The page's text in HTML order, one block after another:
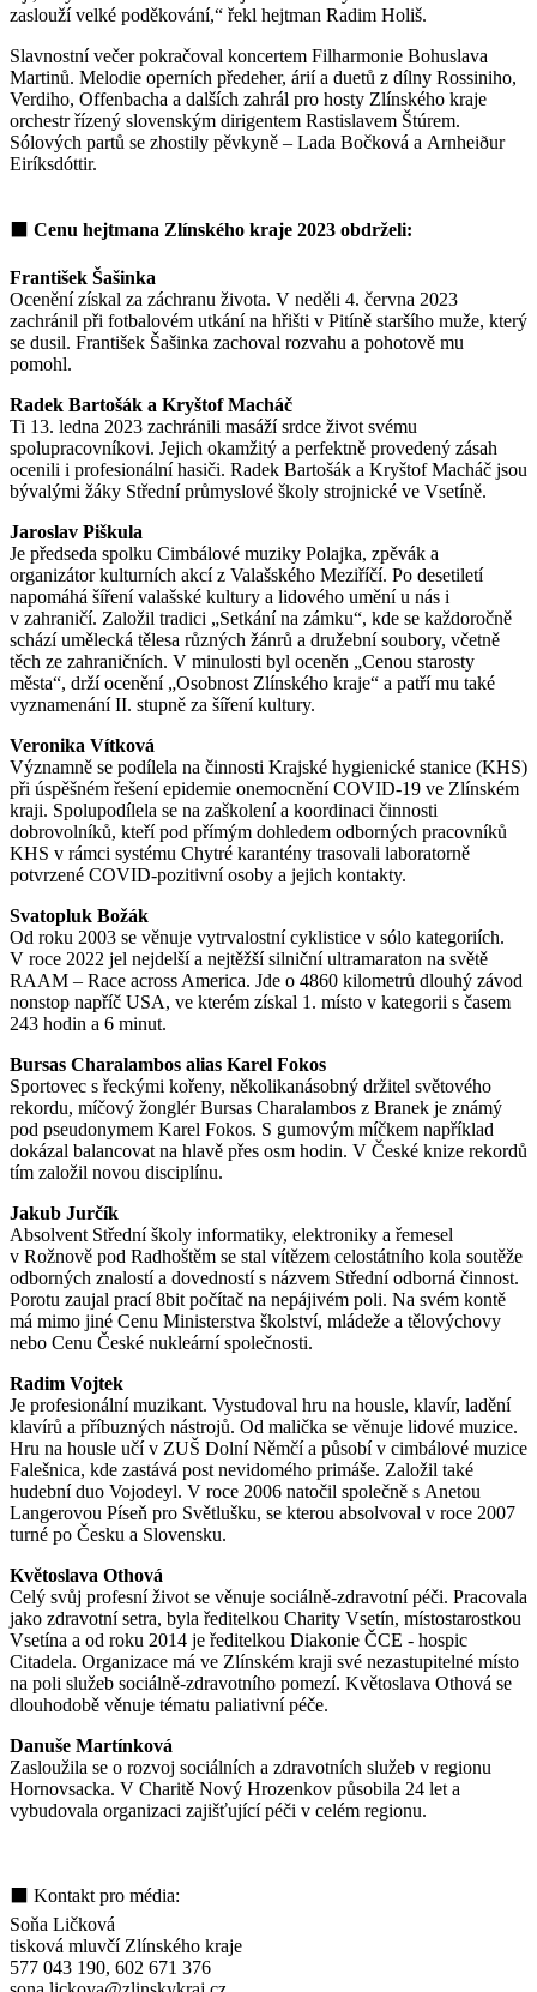
zaslouží velké poděkování,“ řekl hejtman Radim Holiš.
Slavnostní večer pokračoval koncertem Filharmonie Bohuslava
Martinů. Melodie operních předeher, árií a duetů z dílny Rossiniho,
Verdiho, Offenbacha a dalších zahrál pro hosty Zlínského kraje
orchestr řízený slovenským dirigentem Rastislavem Štúrem.
Sólových partů se zhostily pěvkyně – Lada Bočková a Arnheiður
Eiríksdóttir.
Cenu hejtmana Zlínského kraje 2023 obdrželi:
František Šašinka
Ocenění získal za záchranu života. V neděli 4. června 2023
zachránil při fotbalovém utkání na hřišti v Pitíně staršího muže, který
se dusil. František Šašinka zachoval rozvahu a pohotově mu
pomohl.
Radek Bartošák a Kryštof Macháč
Ti 13. ledna 2023 zachránili masáží srdce život svému
spolupracovníkovi. Jejich okamžitý a perfektně provedený zásah
ocenili i profesionální hasiči. Radek Bartošák a Kryštof Macháč jsou
bývalými žáky Střední průmyslové školy strojnické ve Vsetíně.
Jaroslav Piškula
Je předseda spolku Cimbálové muziky Polajka, zpěvák a
organizátor kulturních akcí z Valašského Meziříčí. Po desetiletí
napomáhá šíření valašské kultury a lidového umění u nás i
v zahraničí. Založil tradici „Setkání na zámku“, kde se každoročně
schází umělecká tělesa různých žánrů a družební soubory, včetně
těch ze zahraničních. V minulosti byl oceněn „Cenou starosty
města“, drží ocenění „Osobnost Zlínského kraje“ a patří mu také
vyznamenání II. stupně za šíření kultury.
Veronika Vítková
Významně se podílela na činnosti Krajské hygienické stanice (KHS)
při úspěšném řešení epidemie onemocnění COVID-19 ve Zlínském
kraji. Spolupodílela se na zaškolení a koordinaci činnosti
dobrovolníků, kteří pod přímým dohledem odborných pracovníků
KHS v rámci systému Chytré karantény trasovali laboratorně
potvrzené COVID-pozitivní osoby a jejich kontakty.
Svatopluk Božák
Od roku 2003 se věnuje vytrvalostní cyklistice v sólo kategoriích.
V roce 2022 jel nejdelší a nejtěžší silniční ultramaraton na světě
RAAM – Race across America. Jde o 4860 kilometrů dlouhý závod
nonstop napříč USA, ve kterém získal 1. místo v kategorii s časem
243 hodin a 6 minut.
Bursas Charalambos alias Karel Fokos
Sportovec s řeckými kořeny, několikanásobný držitel světového
rekordu, míčový žonglér Bursas Charalambos z Branek je známý
pod pseudonymem Karel Fokos. S gumovým míčkem například
dokázal balancovat na hlavě přes osm hodin. V České knize rekordů
tím založil novou disciplínu.
Jakub Jurčík
Absolvent Střední školy informatiky, elektroniky a řemesel
v Rožnově pod Radhoštěm se stal vítězem celostátního kola soutěže
odborných znalostí a dovedností s názvem Střední odborná činnost.
Porotu zaujal prací 8bit počítač na nepájivém poli. Na svém kontě
má mimo jiné Cenu Ministerstva školství, mládeže a tělovýchovy
nebo Cenu České nukleární společnosti.
Radim Vojtek
Je profesionální muzikant. Vystudoval hru na housle, klavír, ladění
klavírů a příbuzných nástrojů. Od malička se věnuje lidové muzice.
Hru na housle učí v ZUŠ Dolní Němčí a působí v cimbálové muzice
Falešnica, kde zastává post nevidomého primáše. Založil také
hudební duo Vojodeyl. V roce 2006 natočil společně s Anetou
Langerovou Píseň pro Světlušku, se kterou absolvoval v roce 2007
turné po Česku a Slovensku.
Květoslava Othová
Celý svůj profesní život se věnuje sociálně-zdravotní péči. Pracovala
jako zdravotní setra, byla ředitelkou Charity Vsetín, místostarostkou
Vsetína a od roku 2014 je ředitelkou Diakonie ČCE - hospic
Citadela. Organizace má ve Zlínském kraji své nezastupitelné místo
na poli služeb sociálně-zdravotního pomezí. Květoslava Othová se
dlouhodobě věnuje tématu paliativní péče.
Danuše Martínková
Zasloužila se o rozvoj sociálních a zdravotních služeb v regionu
Hornovsacka. V Charitě Nový Hrozenkov působila 24 let a
vybudovala organizaci zajišťující péči v celém regionu.
⬛ Kontakt pro média:
Soňa Ličková
tisková mluvčí Zlínského kraje
577 043 190, 602 671 376